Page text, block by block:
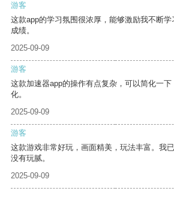
游客
这款app的学习氛围很浓厚，能够激励我不断
成绩。
2025-09-09
游客
这款加速器app的操作有点复杂，可以简化一
化。
2025-09-09
游客
这款游戏非常好玩，画面精美，玩法丰富。我
没有玩腻。
2025-09-09